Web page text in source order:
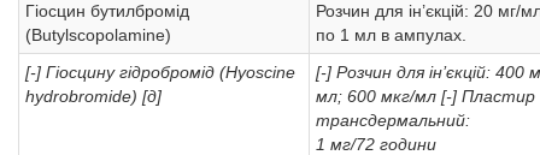
Гіосцин бутилбромід
(Butylscopolamine)
Розчин для ін’єкцій: 20 мг/
по 1 мл в ампулах.
[-] Гіосцину гідробромід (Hyoscine
hydrobromide) [д]
[-] Розчин для ін’єкцій: 400
мл; 600 мкг/мл [-] Пластир
трансдермальний:
1 мг/72 години